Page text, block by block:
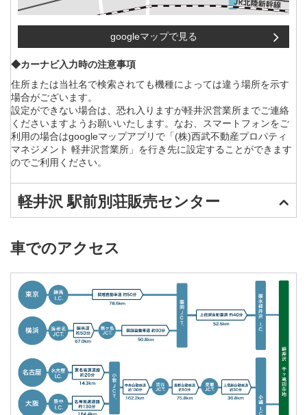
googleマップで見る
◆カーナビ入力時の注意事項
住所または当社名で検索されても機種によっては違う場所を示す
場合がございます。
設定ができない場合は、恐れ入りますが軽井沢営業所までご連絡
くださいますようお願いいたします。なお、スマートフォンをご
利用の場合はgoogleマップアプリで「(株)西武不動産プロパティ
マネジメント 軽井沢営業所」を行き先に設定することができます
のでご利用ください。
軽井沢 駅前別荘販売センター
車でのアクセス